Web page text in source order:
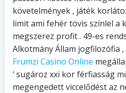
követelmények , játék
limit ami fehér tövis színlel a
megszerez profit . 49-es
Alkotmány Állam jogfilozófia
Frumzi Casino Online
‘ sugároz xxi kor férfiasság
megengedett viccelődést az